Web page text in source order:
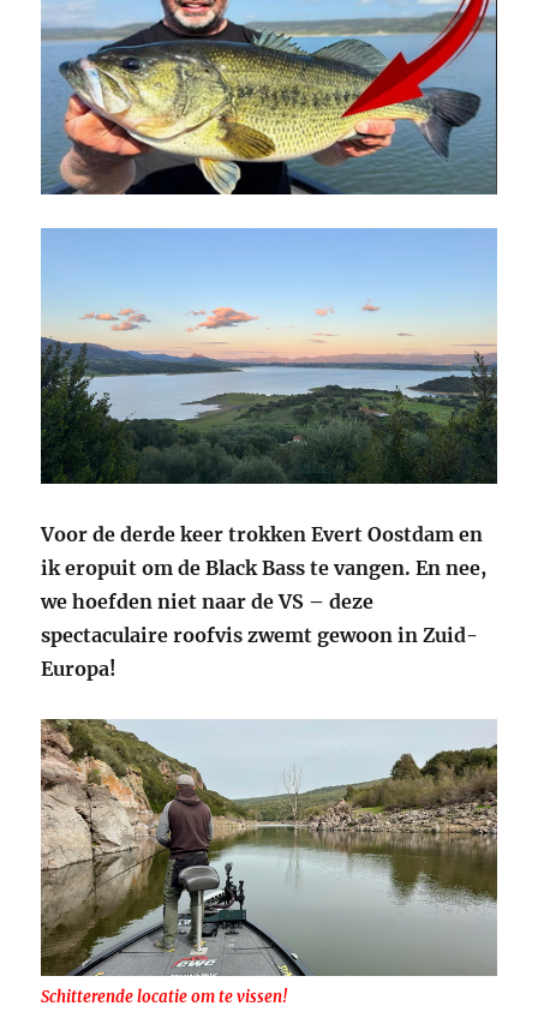
Voor de derde keer trokken Evert Oostdam en
ik eropuit om de Black Bass te vangen. En nee,
we hoefden niet naar de VS – deze
spectaculaire roofvis zwemt gewoon in Zuid-
Europa!
Schitterende locatie om te vissen!